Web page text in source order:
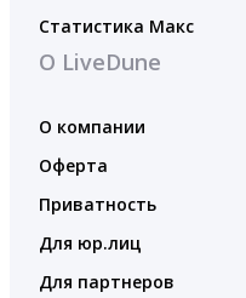
Статистика Макс
О LiveDune
О компании
Оферта
Приватность
Для юр.лиц
Для партнеров